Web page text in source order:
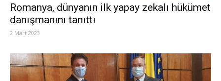
Romanya, dünyanın ilk yapay zekalı hükümet
danışmanını tanıttı
2 Mart 2023